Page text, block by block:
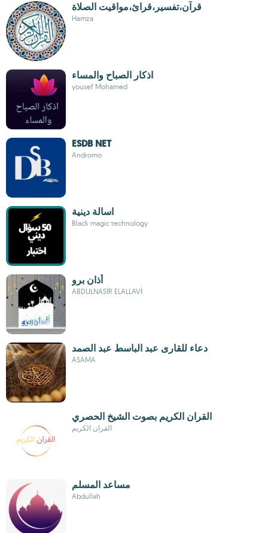
قرآن،تفسير،قرائ،مواقيت الصلاة
Hamza
اذكار الصباح والمساء
yousef Mohamed
ESDB NET
Andromo
اسالة دينية
Black magic technology
أذان برو
ABDULNASİR ELALLAVİ
دعاء للقارى عبد الباسط عبد الصمد
ASAMA
القران الكريم بصوت الشيخ الحصري
القران الكريم
مساعد المسلم
Abdullah